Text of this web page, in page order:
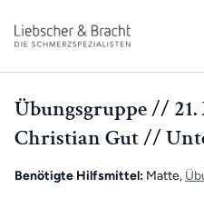
Übungsgruppe //
Christian Gut //
Benötigte Hilfsmittel: Matte,